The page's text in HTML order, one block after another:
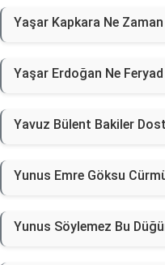
Yaşar Kapkara Ne
Yaşar Erdoğan Ne
Yavuz Bülent Bakiler
Yunus Emre Göksu
Yunus Söylemez Bu